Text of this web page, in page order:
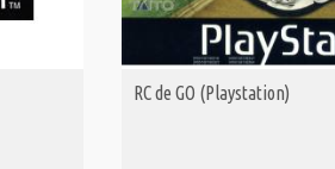
ΑΓΟΡΑ MET.
RC de GO (Playstation)